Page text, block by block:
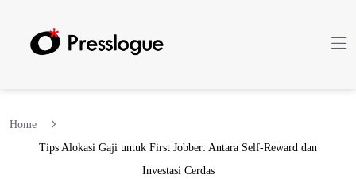
Home
Tips Alokasi Gaji untuk First Jobber: Antara Self-Reward dan
Investasi Cerdas